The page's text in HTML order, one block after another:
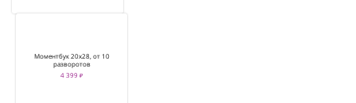
Моментбук 20х28, от 10
разворотов
4 399 ₽